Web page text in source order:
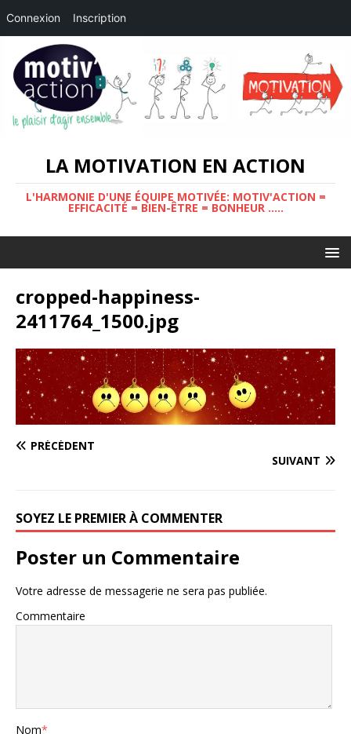
Connexion Inscription
LA MOTIVATION EN ACTION
L'HARMONIE D'UNE ÉQUIPE MOTIVÉE: MOTIV'ACTION =
EFFICACITÉ = BIEN-ÊTRE = BONHEUR .....
cropped-happiness-
2411764_1500.jpg
PRÉCÉDENT
SUIVANT
SOYEZ LE PREMIER À COMMENTER
Poster un Commentaire
Votre adresse de messagerie ne sera pas publiée.
Commentaire
Nom*